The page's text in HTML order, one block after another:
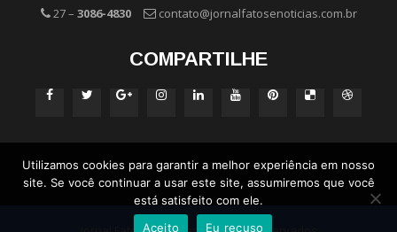
27 – 3086-4830 contato@jornalfatosenoticias.com.br
COMPARTILHE
Utilizamos cookies para garantir a melhor experiência em nosso
site. Se você continuar a usar este site, assumiremos que você
está satisfeito com ele.
Aceito
Eu recuso